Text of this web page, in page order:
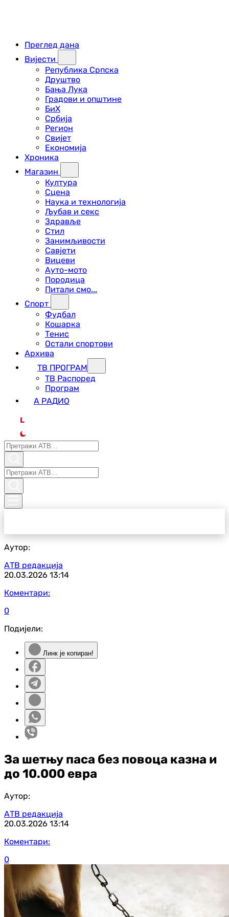
Преглед дана
Вијести
Република Српска
Друштво
Бања Лука
Градови и општине
БиХ
Србија
Регион
Свијет
Економија
Хроника
Магазин
Култура
Сцена
Наука и технологија
Љубав и секс
Здравље
Стил
Занимљивости
Савјети
Вицеви
Ауто-мото
Породица
Питали смо...
Спорт
Фудбал
Кошарка
Тенис
Остали спортови
Архива
ТВ ПРОГРАМ
ТВ Распоред
Програм
А РАДИО
L
Аутор:
АТВ редакција
20.03.2026 13:14
Коментари:
0
Подијели:
Линк је копиран!
За шетњу паса без повоца казна и
до 10.000 евра
Аутор:
АТВ редакција
20.03.2026 13:14
Коментари:
0